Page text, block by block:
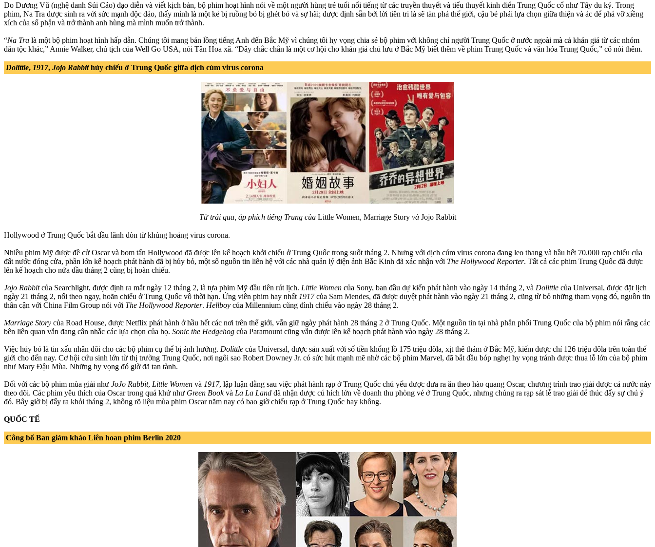
Do Dương Vũ (nghệ danh Sủi Cảo) đạo diễn và viết kịch bản, bộ phim hoạt hình nói về một người hùng trẻ tuổi nổi tiếng từ các truyền thuyết và tiểu thuyết kinh điển Trung Quốc cổ như Tây du ký. Trong
phim, Na Tra được sinh ra với sức mạnh độc đáo, thấy mình là một kẻ bị ruồng bỏ bị ghét bỏ và sợ hãi; được định sẵn bởi lời tiên tri là sẽ tàn phá thế giới, cậu bé phải lựa chọn giữa thiện và ác để phá vỡ xiềng
xích của số phận và trở thành anh hùng mà mình muốn trở thành.
“Na Tra là một bộ phim hoạt hình hấp dẫn. Chúng tôi mang bản lồng tiếng Anh đến Bắc Mỹ vì chúng tôi hy vọng chia sẻ bộ phim với không chỉ người Trung Quốc ở nước ngoài mà cả khán giả từ các nhóm
dân tộc khác,” Annie Walker, chủ tịch của Well Go USA, nói Tân Hoa xã. “Đây chắc chắn là một cơ hội cho khán giả chủ lưu ở Bắc Mỹ biết thêm về phim Trung Quốc và văn hóa Trung Quốc,” cô nói thêm.
Dolittle, 1917, Jojo Rabbithủy chiếu ở Trung Quốc giữa dịch cúm virus corona
Từ trái qua, áp phích tiếng Trung củaLittle Women, Marriage Story và Jojo Rabbit
Hollywood ở Trung Quốc bắt đầu lãnh đòn từ khủng hoảng virus corona.
Nhiều phim Mỹ được đề cử Oscar và bom tấn Hollywood đã được lên kế hoạch khởi chiếu ở Trung Quốc trong suốt tháng 2. Nhưng với dịch cúm virus corona đang leo thang và hầu hết 70.000 rạp chiếu của
đất nước đóng cửa, phần lớn kế hoạch phát hành đã bị hủy bỏ, một số nguồn tin liên hệ với các nhà quản lý điện ảnh Bắc Kinh đã xác nhận với The Hollywood Reporter. Tất cả các phim Trung Quốc đã được
lên kế hoạch cho nửa đầu tháng 2 cũng bị hoãn chiếu.
Jojo Rabbitcủa Searchlight, được định ra mắt ngày 12 tháng 2, là tựa phim Mỹ đầu tiên rút lịch. Little Women của Sony, ban đầu dự kiến phát hành vào ngày 14 tháng 2, và Dolittle của Universal, được đặt lịch
ngày 21 tháng 2, nối theo ngay, hoãn chiếu ở Trung Quốc vô thời hạn. Ứng viên phim hay nhất 1917của Sam Mendes, đã được duyệt phát hành vào ngày 21 tháng 2, cũng từ bỏ những tham vọng đó, nguồn tin
thân cận với China Film Group nói với The Hollywood Reporter. Hellboy của Millennium cũng đình chiếu vào ngày 28 tháng 2.
Marriage Story của Road House, được Netflix phát hành ở hầu hết các nơi trên thế giới, vẫn giữ ngày phát hành 28 tháng 2 ở Trung Quốc. Một nguồn tin tại nhà phân phối Trung Quốc của bộ phim nói rằng các
bên liên quan vẫn đang cân nhắc các lựa chọn của họ. Sonic the Hedgehog của Paramount cũng vẫn được lên kế hoạch phát hành vào ngày 28 tháng 2.
Việc hủy bỏ là tin xấu nhân đôi cho các bộ phim cụ thể bị ảnh hưởng. Dolittle của Universal, được sản xuất với số tiền khổng lồ 175 triệu đôla, xịt thê thảm ở Bắc Mỹ, kiếm được chỉ 126 triệu đôla trên toàn thế
giới cho đến nay. Cơ hội cứu sinh lớn từ thị trường Trung Quốc, nơi ngôi sao Robert Downey Jr. có sức hút mạnh mẽ nhờ các bộ phim Marvel, đã bắt đầu bóp nghẹt hy vọng tránh được thua lỗ lớn của bộ phim
như Mary Đậu Mùa. Những hy vọng đó giờ đã tan tành.
Đối với các bộ phim mùa giải như JoJo Rabbit, Little Women và 1917, lập luận đằng sau việc phát hành rạp ở Trung Quốc chủ yếu được đưa ra ăn theo hào quang Oscar, chương trình trao giải được cả nước này
theo dõi. Các phim yêu thích của Oscar trong quá khứ như Green Bookvà La La Land đã nhận được cú hích lớn về doanh thu phòng vé ở Trung Quốc, nhưng chúng ra rạp sát lễ trao giải để thúc đẩy sự chú ý
đó. Bây giờ bị đẩy ra khỏi tháng 2, không rõ liệu mùa phim Oscar năm nay có bao giờ chiếu rạp ở Trung Quốc hay không.
QUỐC TẾ
Công bố Ban giám khảo Liên hoan phim Berlin 2020